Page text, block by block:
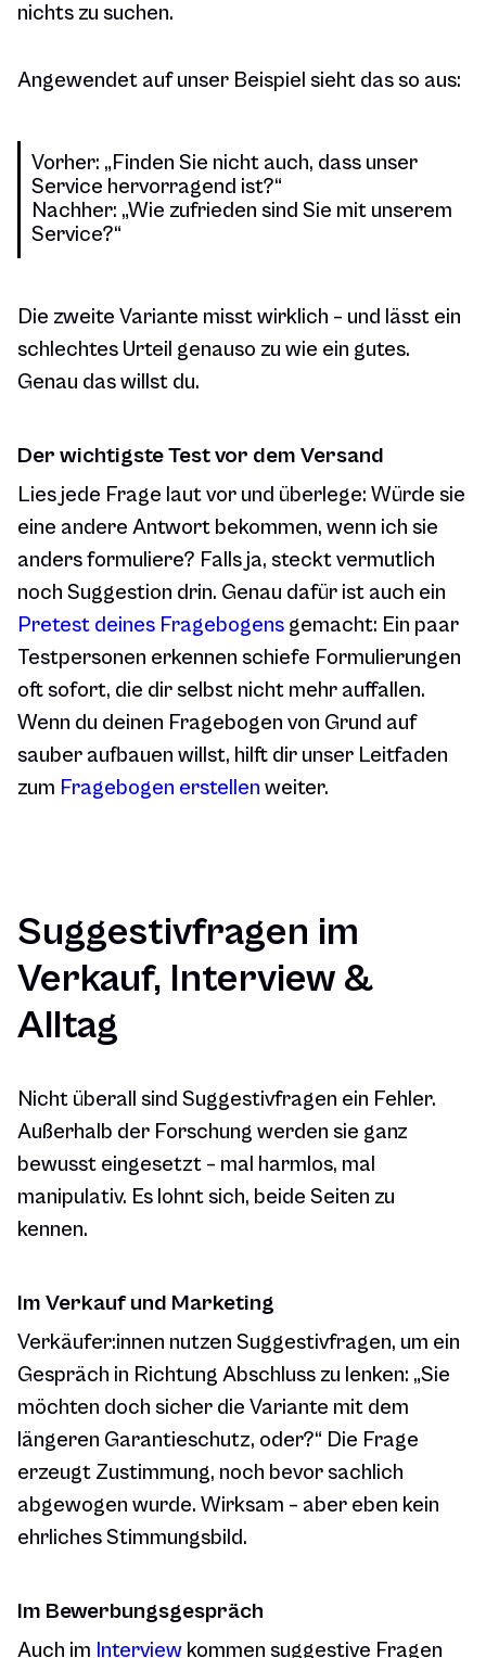
nichts zu suchen.
Angewendet auf unser Beispiel sieht das so aus:
Vorher: „Finden Sie nicht auch, dass unser
Service hervorragend ist?“
Nachher: „Wie zufrieden sind Sie mit unserem
Service?“
Die zweite Variante misst wirklich – und lässt ein
schlechtes Urteil genauso zu wie ein gutes.
Genau das willst du.
Der wichtigste Test vor dem Versand
Lies jede Frage laut vor und überlege: Würde sie
eine andere Antwort bekommen, wenn ich sie
anders formuliere? Falls ja, steckt vermutlich
noch Suggestion drin. Genau dafür ist auch ein
Pretest deines Fragebogens gemacht: Ein paar
Testpersonen erkennen schiefe Formulierungen
oft sofort, die dir selbst nicht mehr auffallen.
Wenn du deinen Fragebogen von Grund auf
sauber aufbauen willst, hilft dir unser Leitfaden
zum Fragebogen erstellen weiter.
Suggestivfragen im
Verkauf, Interview &
Alltag
Nicht überall sind Suggestivfragen ein Fehler.
Außerhalb der Forschung werden sie ganz
bewusst eingesetzt – mal harmlos, mal
manipulativ. Es lohnt sich, beide Seiten zu
kennen.
Im Verkauf und Marketing
Verkäufer:innen nutzen Suggestivfragen, um ein
Gespräch in Richtung Abschluss zu lenken: „Sie
möchten doch sicher die Variante mit dem
längeren Garantieschutz, oder?“ Die Frage
erzeugt Zustimmung, noch bevor sachlich
abgewogen wurde. Wirksam – aber eben kein
ehrliches Stimmungsbild.
Im Bewerbungsgespräch
Auch im Interview kommen suggestive Fragen